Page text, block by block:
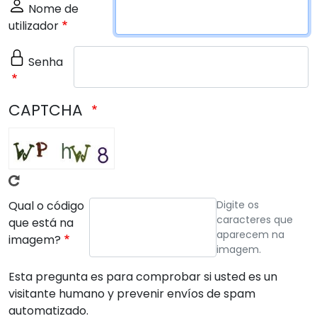
Nome de
utilizador
Senha
CAPTCHA
Qual o código
que está na
imagem?
Digite os
caracteres que
aparecem na
imagem.
Esta pregunta es para comprobar si usted es un
visitante humano y prevenir envíos de spam
automatizado.